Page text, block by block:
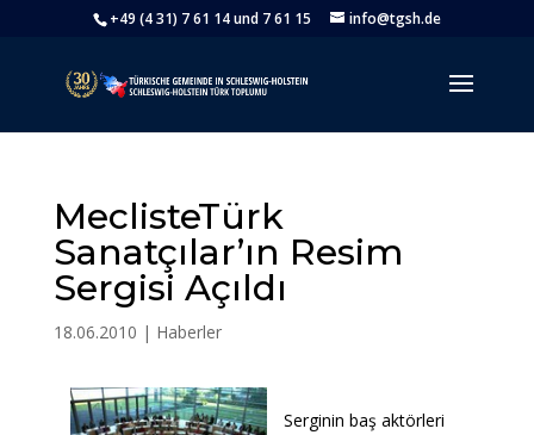
+49 (4 31) 7 61 14 und 7 61 15 info@tgsh.de
MeclisteTürk
Sanatçılar’ın Resim
Sergisi Açıldı
18.06.2010 | Haberler
Serginin baş aktörleri